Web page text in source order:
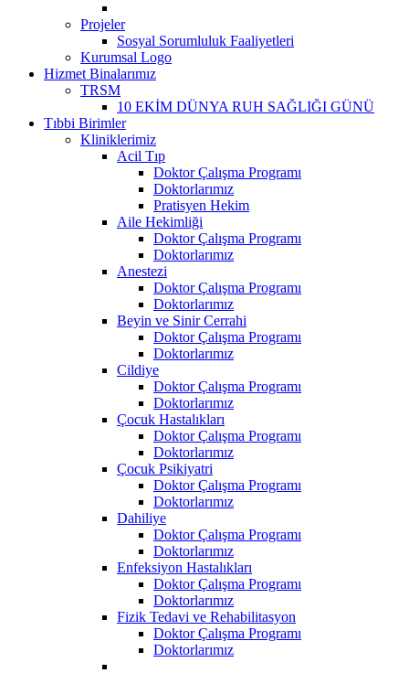
Projeler
Sosyal Sorumluluk Faaliyetleri
Kurumsal Logo
Hizmet Binalarımız
TRSM
10 EKİM DÜNYA RUH SAĞLIĞI GÜNÜ
Tıbbi Birimler
Kliniklerimiz
Acil Tıp
Doktor Çalışma Programı
Doktorlarımız
Pratisyen Hekim
Aile Hekimliği
Doktor Çalışma Programı
Doktorlarımız
Anestezi
Doktor Çalışma Programı
Doktorlarımız
Beyin ve Sinir Cerrahi
Doktor Çalışma Programı
Doktorlarımız
Cildiye
Doktor Çalışma Programı
Doktorlarımız
Çocuk Hastalıkları
Doktor Çalışma Programı
Doktorlarımız
Çocuk Psikiyatri
Doktor Çalışma Programı
Doktorlarımız
Dahiliye
Doktor Çalışma Programı
Doktorlarımız
Enfeksiyon Hastalıkları
Doktor Çalışma Programı
Doktorlarımız
Fizik Tedavi ve Rehabilitasyon
Doktor Çalışma Programı
Doktorlarımız